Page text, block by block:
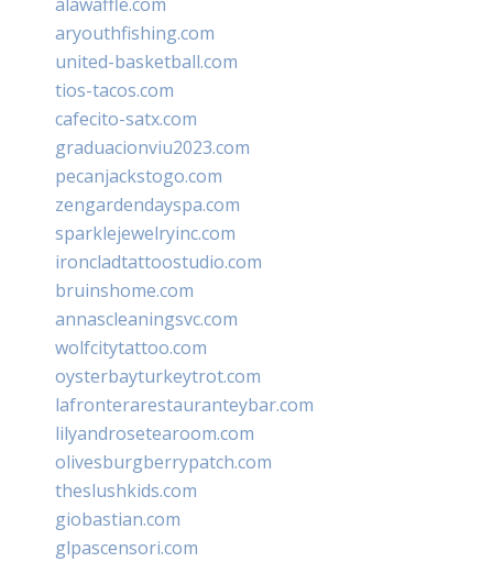
aryouthfishing.com
united-basketball.com
tios-tacos.com
cafecito-satx.com
graduacionviu2023.com
pecanjackstogo.com
zengardendayspa.com
sparklejewelryinc.com
ironcladtattoostudio.com
bruinshome.com
annascleaningsvc.com
wolfcitytattoo.com
oysterbayturkeytrot.com
lafronterarestauranteybar.com
lilyandrosetearoom.com
olivesburgberrypatch.com
theslushkids.com
giobastian.com
glpascensori.com